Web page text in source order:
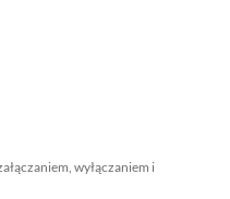
wyłączaniem i